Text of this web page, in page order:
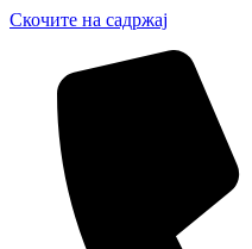
Скочите на садржај